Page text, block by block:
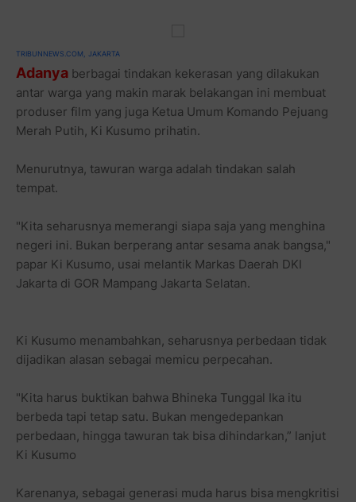
TRIBUNNEWS.COM, JAKARTA
Adanya berbagai tindakan kekerasan yang dilakukan
antar warga yang makin marak belakangan ini membuat
produser film yang juga Ketua Umum Komando Pejuang
Merah Putih, Ki Kusumo prihatin.
Menurutnya, tawuran warga adalah tindakan salah
tempat.
"Kita seharusnya memerangi siapa saja yang menghina
negeri ini. Bukan berperang antar sesama anak bangsa,"
papar Ki Kusumo, usai melantik Markas Daerah DKI
Jakarta di GOR Mampang Jakarta Selatan.
Ki Kusumo menambahkan, seharusnya perbedaan tidak
dijadikan alasan sebagai memicu perpecahan.
"Kita harus buktikan bahwa Bhineka Tunggal Ika itu
berbeda tapi tetap satu. Bukan mengedepankan
perbedaan, hingga tawuran tak bisa dihindarkan,” lanjut
Ki Kusumo
Karenanya, sebagai generasi muda harus bisa mengkritisi